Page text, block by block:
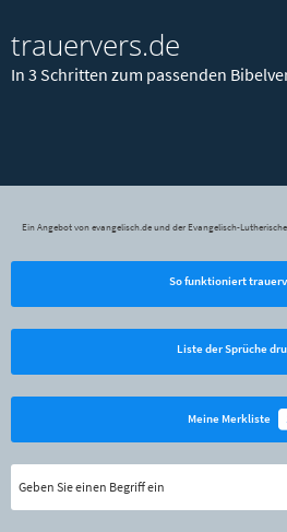
trauervers.de
In 3 Schritten zum passenden
Ein Angebot von evangelisch.de und der Evangelisch-
So funktioniert
Liste der Sprüche
Meine Merkliste